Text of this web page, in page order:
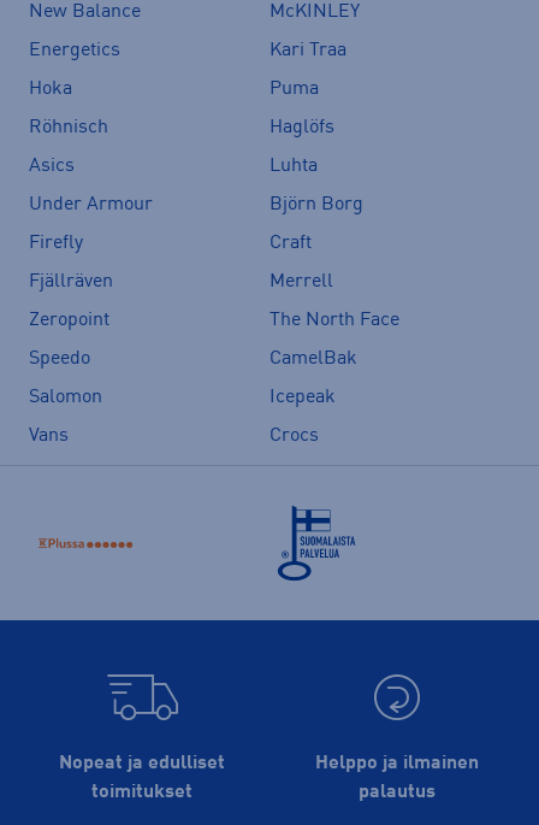
New Balance
McKINLEY
Energetics
Kari Traa
Hoka
Puma
Röhnisch
Haglöfs
Asics
Luhta
Under Armour
Björn Borg
Firefly
Craft
Fjällräven
Merrell
Zeropoint
The North Face
Speedo
CamelBak
Salomon
Icepeak
Vans
Crocs
Nopeat ja edulliset
toimitukset
Helppo ja ilmainen
palautus